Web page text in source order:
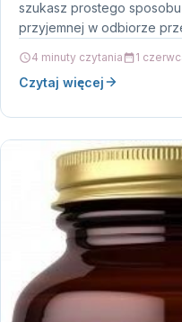
szukasz prostego
przyjemnej w odbiorze
4 minuty czytania 1
Czytaj więcej